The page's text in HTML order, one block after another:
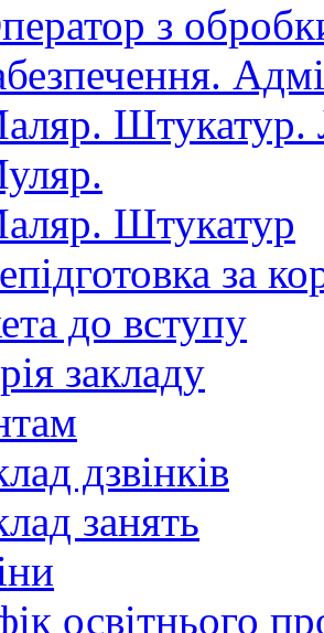
з
Штукатур.
Штукатур
за
до вступу
закладу
дзвінків
занять
освітнього